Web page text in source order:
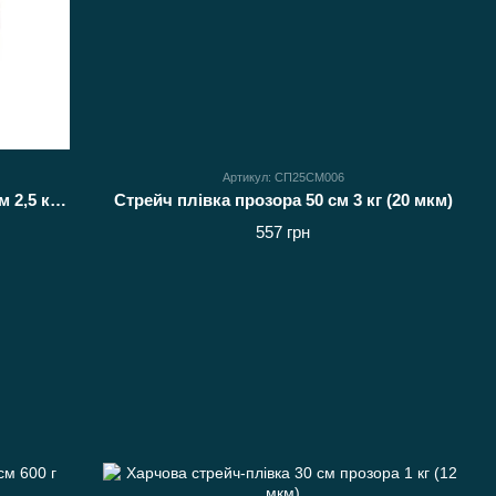
Стрейч пакувальний прозорий 50 см 2,5 кг (20 мкм)
Артикул: СП25СМ006
Стрейч плівка прозора 50 см 3 кг (20 мкм)
557 грн